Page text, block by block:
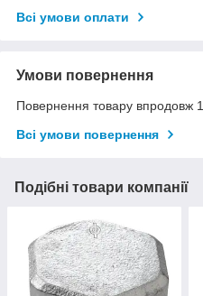
Всі умови оплати
Умови повернення
Повернення товару впродовж
Всі умови повернення
Подібні товари компанії